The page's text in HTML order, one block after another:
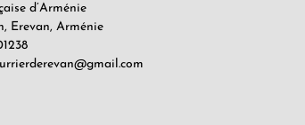
d’Arménie
Erevan, Arménie